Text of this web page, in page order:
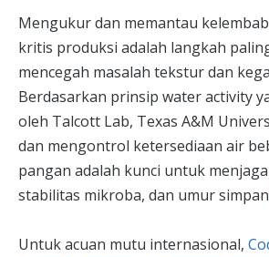
Mengukur dan memantau
kritis produksi adalah langkah
mencegah masalah tekstur dan
Berdasarkan prinsip water activity
oleh Talcott Lab, Texas A&M
dan mengontrol ketersediaan air
pangan adalah kunci untuk
stabilitas mikroba, dan umur simpan
Untuk acuan mutu internasional,